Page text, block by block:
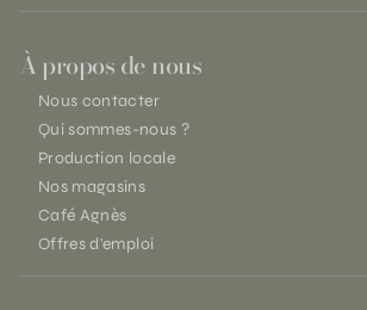
À propos de nous
Nous contacter
Qui sommes-nous ?
Production locale
Nos magasins
Café Agnès
Offres d'emploi